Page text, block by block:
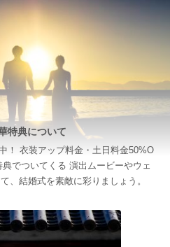
特典について
！ 衣装アップ料金・土日料金50%O
でついてくる 演出ムービーやウェ
、結婚式を素敵に彩りましょう。